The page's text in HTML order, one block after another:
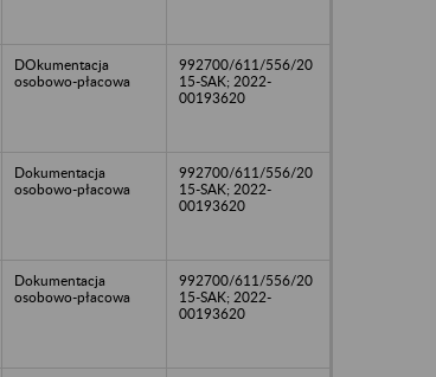
DOkumentacja
osobowo-płacowa
992700/611/556/20
15-SAK; 2022-
00193620
Dokumentacja
osobowo-płacowa
992700/611/556/20
15-SAK; 2022-
00193620
Dokumentacja
osobowo-płacowa
992700/611/556/20
15-SAK; 2022-
00193620